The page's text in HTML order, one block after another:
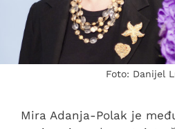
Foto: Danijel
Mira Adanja-Polak je